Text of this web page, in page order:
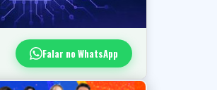
Falar no WhatsApp